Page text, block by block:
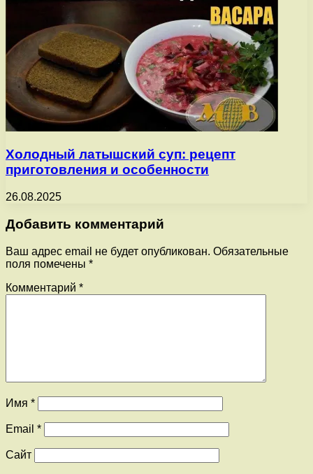
Холодный латышский суп: рецепт
приготовления и особенности
26.08.2025
Добавить комментарий
Ваш адрес email не будет опубликован. Обязательные
поля помечены *
Комментарий *
Имя *
Email *
Сайт